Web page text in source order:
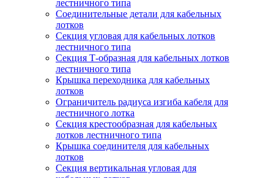
лестничного типа
Соединительные детали для кабельных
лотков
Секция угловая для кабельных лотков
лестничного типа
Секция Т-образная для кабельных лотков
лестничного типа
Крышка переходника для кабельных
лотков
Ограничитель радиуса изгиба кабеля для
лестничного лотка
Секция крестообразная для кабельных
лотков лестничного типа
Крышка соединителя для кабельных
лотков
Секция вертикальная угловая для